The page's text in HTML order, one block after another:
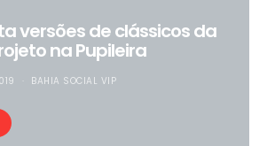
versões de clássicos da
na Pupileira
BAHIA SOCIAL VIP